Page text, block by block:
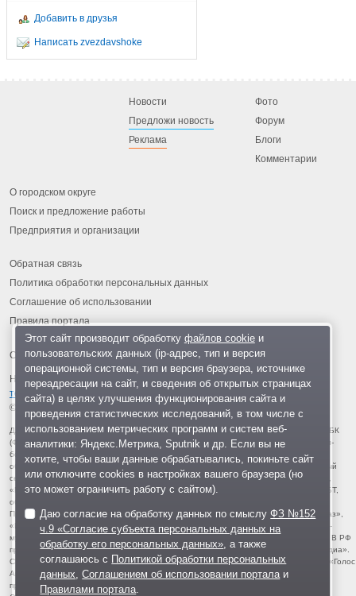
Добавить в друзья
Написать zvezdavshoke
Новости
Предложи новость
Реклама
Фото
Форум
Блоги
Комментарии
О городском округе
Поиск и предложение работы
Предприятия и организации
Обратная связь
Политика обработки персональных данных
Соглашение об использовании
Правила портала
На информационном ресурсе применяются
технологии
© 2013-2026 «ОИНФО»,
сделано в Одинцово
Для читателей: В России признаны экстремистскими и запрещены организации ФБК
(Фонд борьбы с коррупцией, признан иноагентом), Штабы Навального, «Национал-
большевистская партия», «Свидетели Иеговы», «Армия воли народа», «Русский
общенациональный союз», «Движение против нелегальной иммиграции», «Правый
сектор», УНА-УНСО, УПА, «Тризуб им. Степана Бандеры», «Мизантропик дивижн»,
«Меджлис крымскотатарского народа», движение «Артподготовка», движение ЛГБТ,
общероссийская политическая партия «Воля», АУЕ, батальоны «Азов» и «Айдар».
Признаны террористическими и запрещены: «Движение Талибан», «Имарат Кавказ»,
«Исламское государство» (ИГ, ИГИЛ), Джебхад-ан-Нусра, «АУМ Синрике», «Братья-
мусульмане», «Аль-Каида в странах исламского Магриба», «Сеть», «Колумбайн». В РФ
признана нежелательной деятельность «Открытой России», издания «Проект Медиа».
СМИ-иноагентами признаны: телеканал «Дождь», «Медуза», «Важные истории», «Голос
Америки», радио «Свобода», The Insider, «Медиазона», ОВД-инфо. Иноагентами
признаны общество/центр «Мемориал», «Аналитический Центр Юрия Левады»,
Этот сайт производит обработку файлов cookieи
пользовательских данных (ip-адрес, тип и версия
операционной системы, тип и версия браузера, источнике
переадресации на сайт, и сведения об открытых страницах
сайта) в целях улучшения функционирования сайта и
проведения статистических исследований, в том числе с
использованием метрических программ и систем веб-
аналитики: Яндекс.Метрика, Sputnik и др. Если вы не
хотите, чтобы ваши данные обрабатывались, покиньте сайт
или отключите cookies в настройках вашего браузера (но
это может ограничить работу с сайтом).
Даю согласие на обработку данных по смыслуФЗ №152
ч.9 «Согласие субъекта персональных данных на
обработку его персональных данных» , а также
соглашаюсь с Политикой обработки персональных
данных ,Соглашением об использовании портала и
Правилами портала